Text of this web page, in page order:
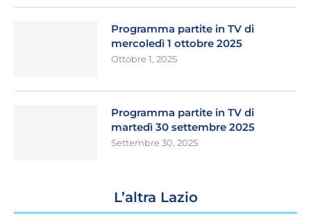
Programma partite in TV di
mercoledì 1 ottobre 2025
Ottobre 1, 2025
Programma partite in TV di
martedì 30 settembre 2025
Settembre 30, 2025
L’altra Lazio